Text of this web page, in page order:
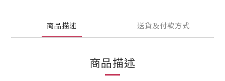
商品描述 送貨及付款方式
商品描述